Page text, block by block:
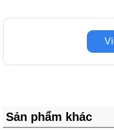
Sản phẩm khác